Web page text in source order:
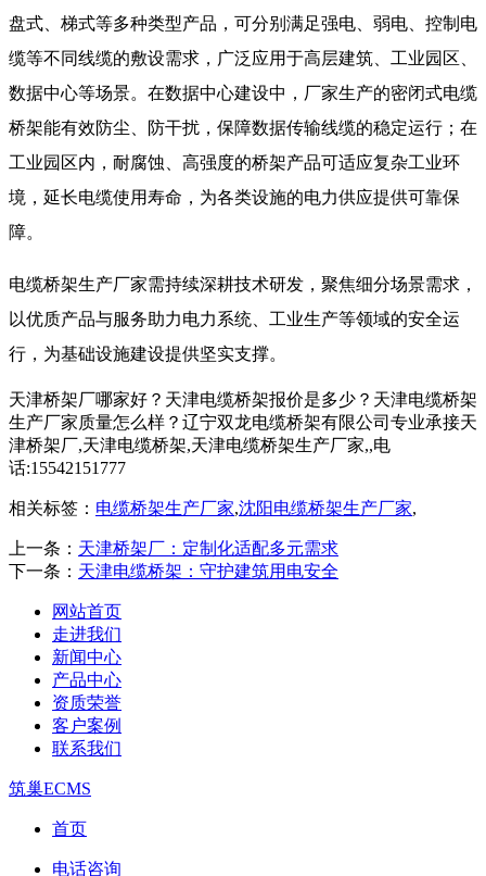
盘式、梯式等多种类型产品，可分别满足强电、弱电、控制电
缆等不同线缆的敷设需求，广泛应用于高层建筑、工业园区、
数据中心等场景。在数据中心建设中，厂家生产的密闭式电缆
桥架能有效防尘、防干扰，保障数据传输线缆的稳定运行；在
工业园区内，耐腐蚀、高强度的桥架产品可适应复杂工业环
境，延长电缆使用寿命，为各类设施的电力供应提供可靠保
障。
​​ 电缆桥架生产厂家需持续深耕技术研发，聚焦细分场景需求，
以优质产品与服务助力电力系统、工业生产等领域的安全运
行，为基础设施建设提供坚实支撑。
天津桥架厂哪家好？天津电缆桥架报价是多少？天津电缆桥架
生产厂家质量怎么样？辽宁双龙电缆桥架有限公司专业承接天
津桥架厂,天津电缆桥架,天津电缆桥架生产厂家,,电
话:15542151777
相关标签： 电缆桥架生产厂家,沈阳电缆桥架生产厂家,
上一条： 天津桥架厂：定制化适配多元需求
下一条： 天津电缆桥架：守护建筑用电安全
网站首页
走进我们
新闻中心
产品中心
资质荣誉
客户案例
联系我们
筑巢ECMS
首页
电话咨询